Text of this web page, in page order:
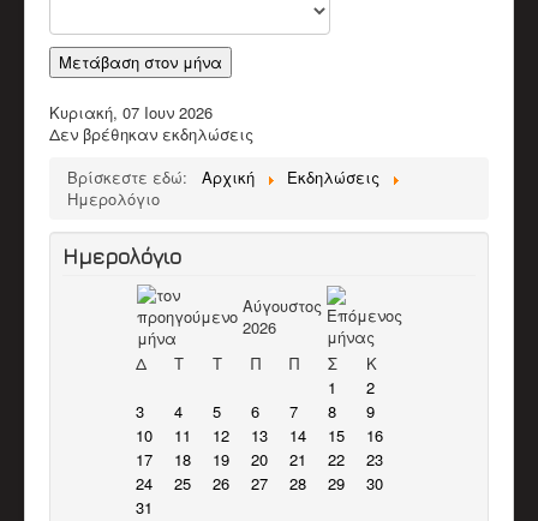
Παπαδάκης Μιχάλης (Πλακιανός)
Καπόκης Δημήτρης
Καντέρης Γεώργιος (Καντερογιώργης)
Κολιακουδάκης Νικος
Κουρκουνάκης Εμμανουήλ
Διάφορα Video
ΈΡΕΥΝΑ
Ερευνητικό υλικό
Άρθρα
ΕΚΠΑΙΔΕΥΤΙΚΌ ΈΡΓΟ
Δράσεις
Υλικό
ΥΠΟΣΤΗΡΙΚΤΈΣ ΣΥΛΛΌΓΟΥ
Μετάβαση στον μήνα
Κυριακή, 07 Ιουν 2026
Δεν βρέθηκαν εκδηλώσεις
Βρίσκεστε εδώ:
Αρχική
Εκδηλώσεις
Ημερολόγιο
Ημερολόγιο
Αύγουστος
2026
Δ
Τ Τ Π Π Σ
Κ
1
2
3
4 5 6 7 8
9
10
11 12 13 14 15
16
17
18 19 20 21 22
23
24
25 26 27 28 29
30
31